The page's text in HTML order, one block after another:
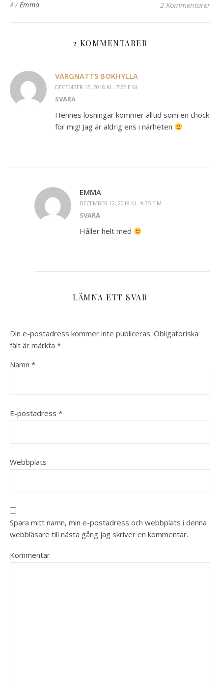
Av Emma 2 Kommentarer
2 KOMMENTARER
VARGNATTS BOKHYLLA
DECEMBER 12, 2018 KL. 7:22 E M
SVARA
Hennes lösningar kommer alltid som en chock
för mig! Jag är aldrig ens i närheten
EMMA
DECEMBER 12, 2018 KL. 9:35 E M
SVARA
Håller helt med
LÄMNA ETT SVAR
Din e-postadress kommer inte publiceras. Obligatoriska
fält är märkta *
Namn *
E-postadress *
Webbplats
Spara mitt namn, min e-postadress och webbplats i denna
webbläsare till nästa gång jag skriver en kommentar.
Kommentar